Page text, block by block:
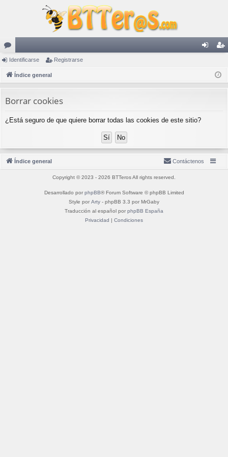
or
os ist
Identificarse Registrarse
Índice general
Borrar cookies
¿Está seguro de que quiere borrar todas las cookies de este sitio?
Índice general Contáctenos
Copyright © 2023 - 2026 BTTeros All rights reserved.
Desarrollado por phpBB® Forum Software © phpBB Limited
Style por Arty - phpBB 3.3 por MrGaby
Traducción al español por phpBB España
Privacidad | Condiciones